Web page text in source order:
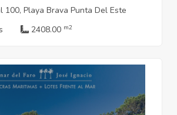
100, Playa Brava Punta Del Este
2408.00 m2